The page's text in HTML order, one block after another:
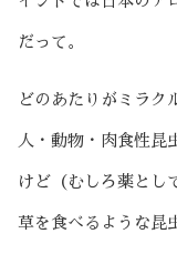
だって。
どのあたりがミラク
人・動物・肉食性昆
けど（むしろ薬とし
草を食べるような昆